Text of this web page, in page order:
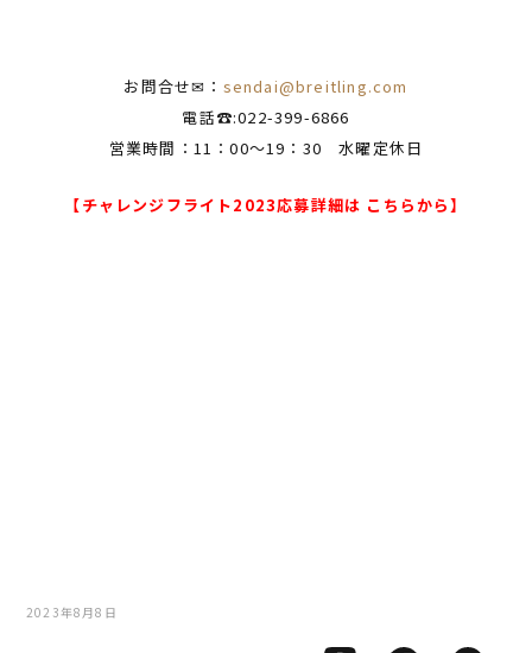
お問合せ✉： sendai@breitling.com
電話☎:022-399-6866
営業時間：11：00～19：30 水曜定休日
【チャレンジフライト2023応募詳細は こちらから】
2023年8月8日